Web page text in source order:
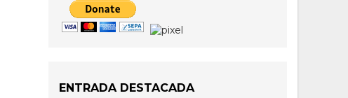
ENTRADA DESTACADA